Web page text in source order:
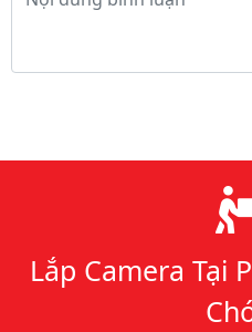
Lý do chọn chúng
Lắp Camera Tại